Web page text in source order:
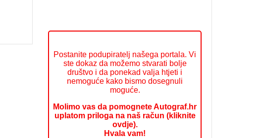
Postanite podupiratelj našega portala. Vi
ste dokaz da možemo stvarati bolje
društvo i da ponekad valja htjeti i
nemoguće kako bismo dosegnuli
moguće.
Molimo vas da pomognete Autograf.hr
uplatom priloga na naš račun (kliknite
ovdje).
Hvala vam!